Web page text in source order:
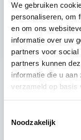
We gebruiken
personaliseren, om
en om ons
informatie over uw
partners voor
partners kunnen
informatie die u
verzameld op basis
Noodzakelijk
Glasdikte
Glastype
Glasranden
Profielmateriaal
Afwerking
Max. paneel